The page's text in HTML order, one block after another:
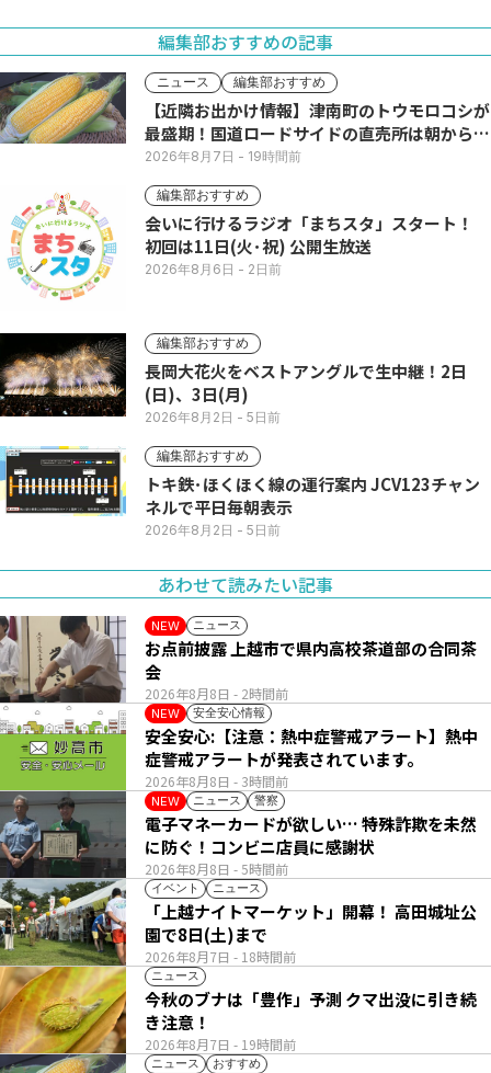
編集部おすすめの記事
ニュース 編集部おすすめ
【近隣お出かけ情報】津南町のトウモロコシが
最盛期！国道ロードサイドの直売所は朝から長
い列
2026年8月7日 - 19時間前
編集部おすすめ
会いに行けるラジオ「まちスタ」スタート！
初回は11日(火･祝) 公開生放送
2026年8月6日 - 2日前
編集部おすすめ
長岡大花火をベストアングルで生中継！2日
(日)、3日(月)
2026年8月2日 - 5日前
編集部おすすめ
トキ鉄･ほくほく線の運行案内 JCV123チャン
ネルで平日毎朝表示
2026年8月2日 - 5日前
あわせて読みたい記事
NEW ニュース
2026年8月8日 - 2時間前
お点前披露 上越市で県内高校茶道部の合同茶
会
NEW 安全安心情報
2026年8月8日 - 3時間前
安全安心:【注意：熱中症警戒アラート】熱中
症警戒アラートが発表されています。
NEW ニュース 警察
2026年8月8日 - 5時間前
電子マネーカードが欲しい… 特殊詐欺を未然
に防ぐ！コンビニ店員に感謝状
イベント ニュース
2026年8月7日 - 18時間前
「上越ナイトマーケット」開幕！ 高田城址公
園で8日(土)まで
ニュース
2026年8月7日 - 19時間前
今秋のブナは「豊作」予測 クマ出没に引き続
き注意！
ニュース おすすめ